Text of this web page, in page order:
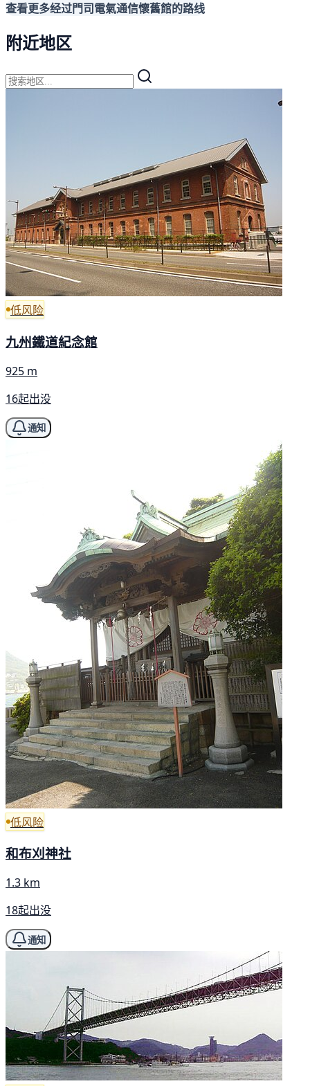
查看更多经过門司電氣通信懷舊館的路线
附近地区
低风险
九州鐵道紀念館
925 m
16起出没
通知
低风险
和布刈神社
1.3 km
18起出没
通知